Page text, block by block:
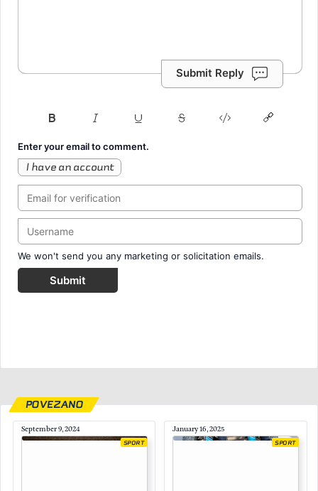
Submit Reply
Enter your email to comment.
I have an account
We won't send you any marketing or solicitation emails.
Submit
POVEZANO
September 9, 2024
SPORT
January 16, 2025
SPORT